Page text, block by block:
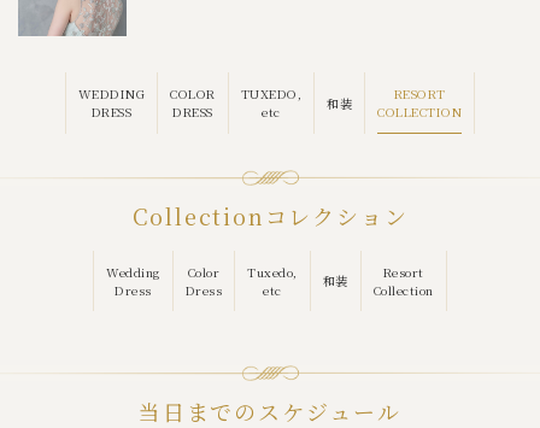
WEDDING
DRESS
COLOR
DRESS
TUXEDO,
etc
和装
RESORT
COLLECTION
Collection コレクション
Wedding
Dress
Color
Dress
Tuxedo,
etc
和装
Resort
Collection
当日までのスケジュール